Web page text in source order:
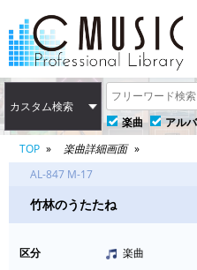
カスタム検索
楽曲
アル
TOP
楽曲詳細画面
AL-847 M-17
竹林のうたたね
区分
楽曲